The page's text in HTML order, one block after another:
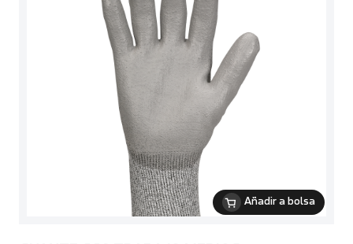
Añadir a bolsa